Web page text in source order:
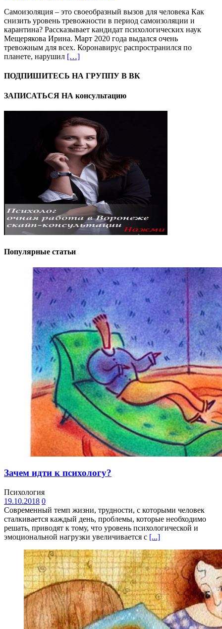
Самоизоляция – это своеобразный вызов для человека Как
снизить уровень тревожности в период самоизоляции и
карантина? Рассказывает кандидат психологических наук
Мещерякова Ирина. Март 2020 года выдался очень
тревожным для всех. Коронавирус распространился по
планете, нарушил […]
ПОДПИШИТЕСЬ НА ГРУППУ В ВК
ЗАПИСАТЬСЯ НА консультацию
Популярные статьи
Зачем идти к психологу?
Психология
19.10.2018 0
Современный темп жизни, трудности, с которыми человек
сталкивается каждый день, проблемы, которые необходимо
решать, приводят к тому, что уровень психологической и
эмоциональной нагрузки увеличивается с [...]